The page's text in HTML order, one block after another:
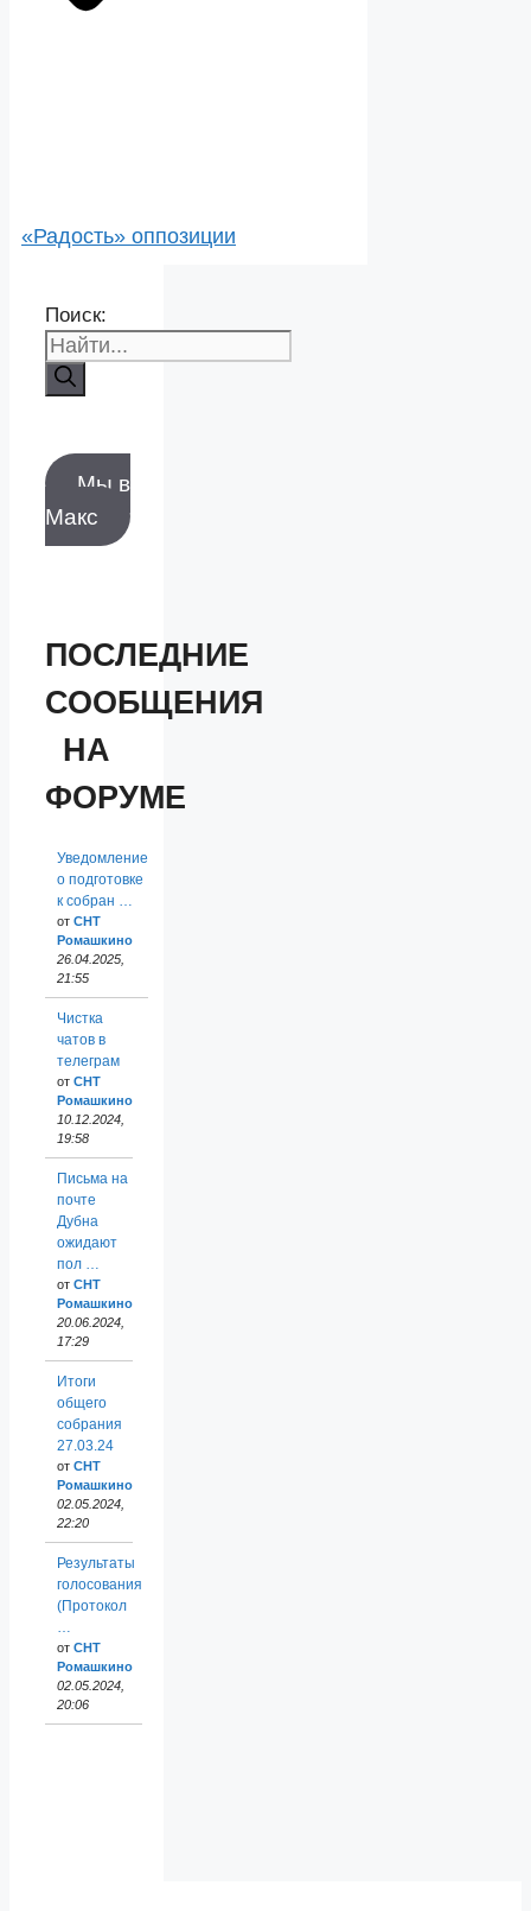
«Радость» оппозиции
Поиск:
Мы в
Макс
ПОСЛЕДНИЕ
СООБЩЕНИЯ
НА
ФОРУМЕ
Уведомление
о подготовке
к собран …
от СНТ
Ромашкино
26.04.2025,
21:55
Чистка
чатов в
телеграм
от СНТ
Ромашкино
10.12.2024,
19:58
Письма на
почте
Дубна
ожидают
пол …
от СНТ
Ромашкино
20.06.2024,
17:29
Итоги
общего
собрания
27.03.24
от СНТ
Ромашкино
02.05.2024,
22:20
Результаты
голосования
(Протокол
…
от СНТ
Ромашкино
02.05.2024,
20:06